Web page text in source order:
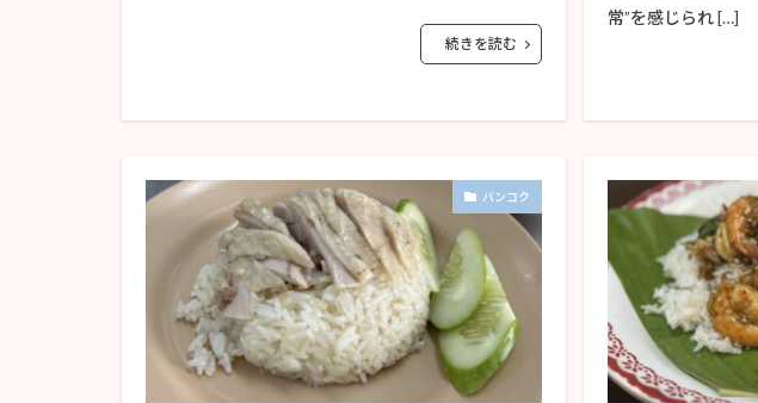
続きを読む
常”を感じられ […]
バンコク